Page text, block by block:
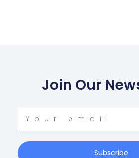
Join Our
email
Subscribe